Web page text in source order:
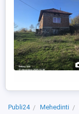
Publi24 Mehedinti